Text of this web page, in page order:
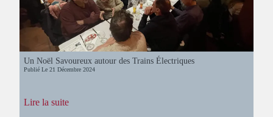
Un Noël Savoureux autour des Trains Électriques
Publié Le21 Décembre 2024
Lire la suite: